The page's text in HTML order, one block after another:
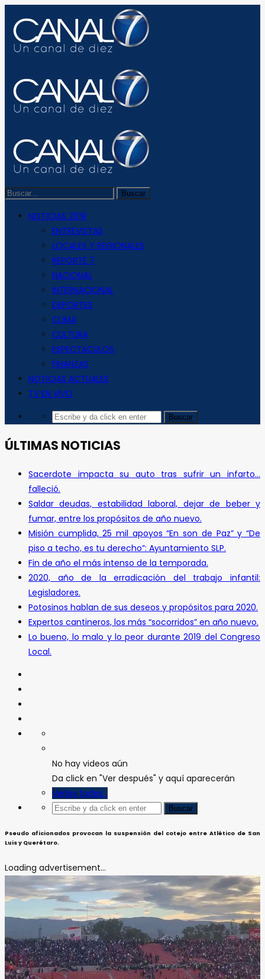
NOTICIAS 2019
ENTREVISTAS
LOCALES Y REGIONALES
REPORTE 7
NACIONAL
INTERNACIONAL
DEPORTES
CLIMA
CULTURA
ESPECTACULOS
FINANZAS
NOTICIAS ACTUALES
TV EN VIVO
ÚLTIMAS NOTICIAS
Sacerdote impacta su auto tras sufrir un infarto…
falleció.
Saldar deudas, estabilidad laboral, dejar de beber y
fumar, entre los propósitos de año nuevo.
Misión cumplida, 25 mil apoyos “En son de Paz” y “De
piso a techo, es tu derecho”: Ayuntamiento SLP.
Fin de año el más intenso de la temporada.
2020, año de la erradicación del trabajo infantil:
Legisladores.
Potosinos hablan de sus deseos y propósitos para 2020.
Expertos cantineros, los más “socorridos” en año nuevo.
Lo bueno, lo malo y lo peor durante 2019 del Congreso
Local.
No hay videos aún
Da click en "Ver después" y aquí aparecerán
Verlos todos
Pseudo aficionados provocan la suspensión del cotejo entre Atlético de San
Luis y Querétaro.
Loading advertisement...